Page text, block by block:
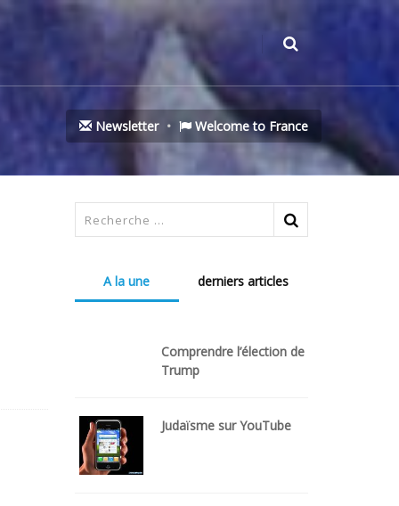
Newsletter Welcome to France
A la une derniers articles
Comprendre l’élection de
Trump
Judaïsme sur YouTube